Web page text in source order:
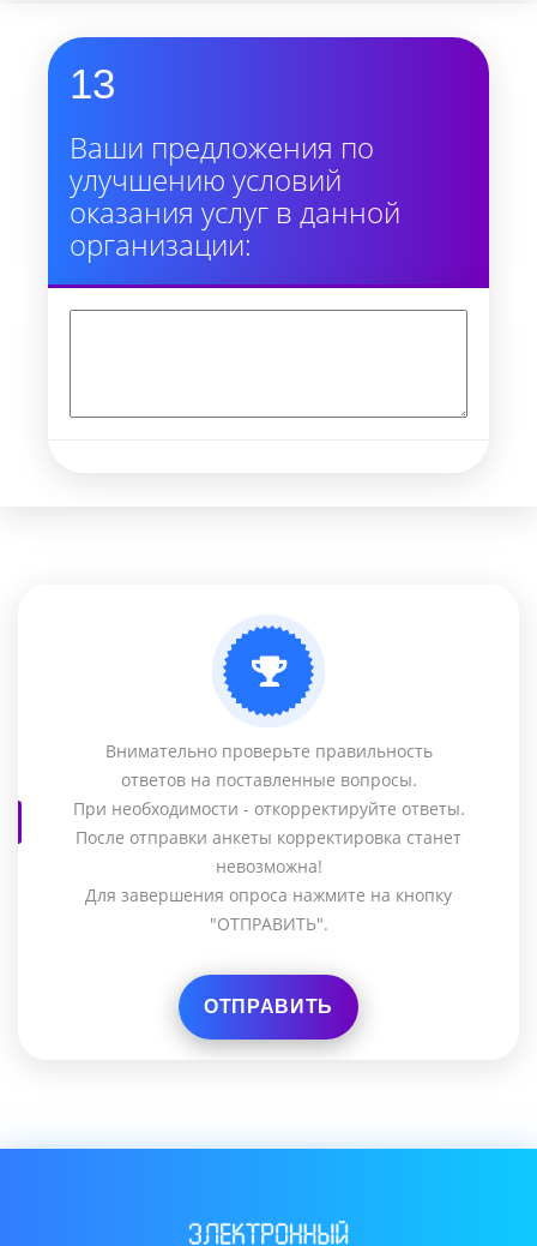
13
Ваши предложения по
улучшению условий
оказания услуг в данной
организации:
Внимательно проверьте правильность
ответов на поставленные вопросы.
При необходимости - откорректируйте ответы.
После отправки анкеты корректировка станет
невозможна!
Для завершения опроса нажмите на кнопку
"ОТПРАВИТЬ".